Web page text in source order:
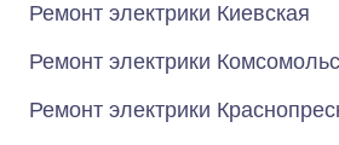
Ремонт электрики Киевская
Ремонт электрики
Ремонт электрики